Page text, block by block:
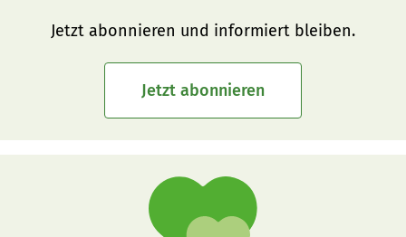
Jetzt abonnieren und informiert bleiben.
Jetzt abonnieren